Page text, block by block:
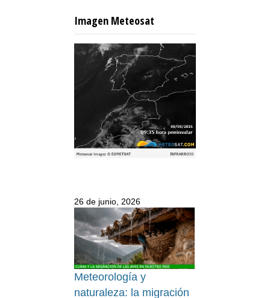
Imagen Meteosat
26 de junio, 2026
Meteorología y
naturaleza: la migración